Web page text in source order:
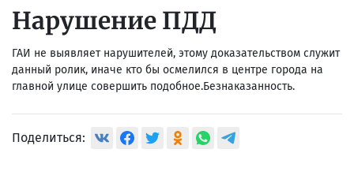
Нарушение ПДД
ГАИ не выявляет нарушителей, этому доказательством служит
данный ролик, иначе кто бы осмелился в центре города на
главной улице совершить подобное.Безнаказанность.
Поделиться: